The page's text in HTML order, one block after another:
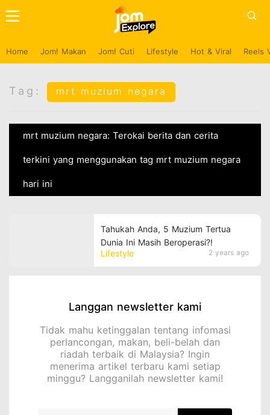
Home Jom! Makan Jom! Cuti Lifestyle Hot & Viral Reels
Tag: mrt muzium negara
mrt muzium negara: Terokai berita dan cerita
terkini yang menggunakan tag mrt muzium negara
hari ini
Lifestyle 2 years ago
Tahukah Anda, 5 Muzium Tertua
Dunia Ini Masih Beroperasi?!
Langgan newsletter kami
Tidak mahu ketinggalan tentang infomasi
perlancongan, makan, beli-belah dan
riadah terbaik di Malaysia? Ingin
menerima artikel terbaru kami setiap
minggu? Langganilah newsletter kami!